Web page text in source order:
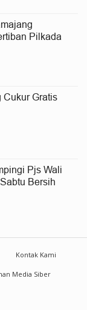
Pilkada
Cukur Gratis
Pjs Wali
Bersih
Kontak Kami
Media Siber